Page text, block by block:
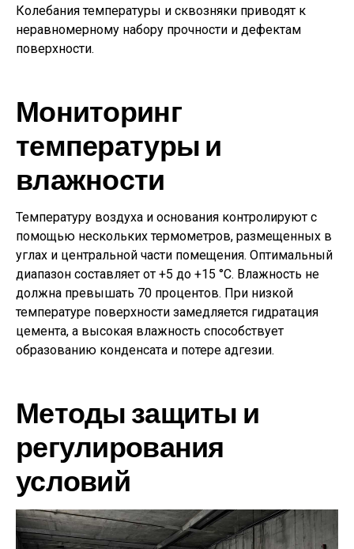
Колебания температуры и сквозняки приводят к
неравномерному набору прочности и дефектам
поверхности.
Мониторинг
температуры и
влажности
Температуру воздуха и основания контролируют с
помощью нескольких термометров, размещенных в
углах и центральной части помещения. Оптимальный
диапазон составляет от +5 до +15 °C. Влажность не
должна превышать 70 процентов. При низкой
температуре поверхности замедляется гидратация
цемента, а высокая влажность способствует
образованию конденсата и потере адгезии.
Методы защиты и
регулирования
условий